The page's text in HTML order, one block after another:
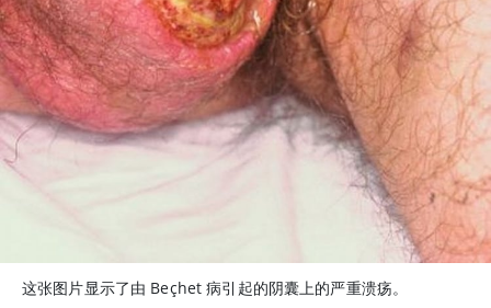
这张图片显示了由 Beçhet 病引起的阴囊上的严重溃疡。